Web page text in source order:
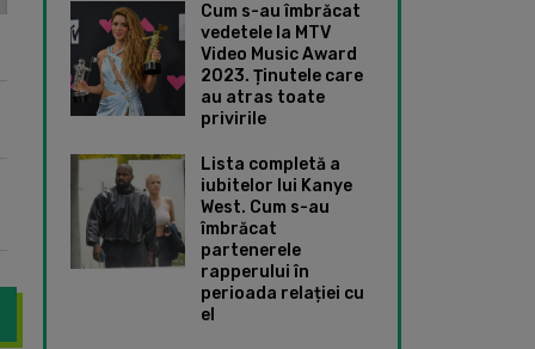
Cum s-au îmbrăcat
vedetele la MTV
Video Music Award
2023. Ținutele care
au atras toate
privirile
Lista completă a
iubitelor lui Kanye
West. Cum s-au
îmbrăcat
partenerele
rapperului în
perioada relației cu
el